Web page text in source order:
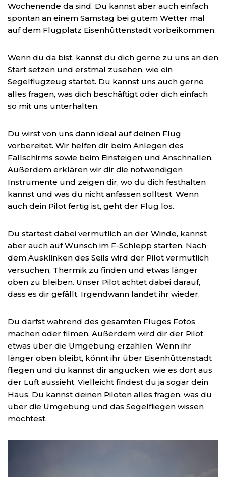
Wochenende da sind. Du kannst aber auch einfach
spontan an einem Samstag bei gutem Wetter mal
auf dem Flugplatz Eisenhüttenstadt vorbeikommen.
Wenn du da bist, kannst du dich gerne zu uns an den
Start setzen und erstmal zusehen, wie ein
Segelflugzeug startet. Du kannst uns auch gerne
alles fragen, was dich beschäftigt oder dich einfach
so mit uns unterhalten.
Du wirst von uns dann ideal auf deinen Flug
vorbereitet. Wir helfen dir beim Anlegen des
Fallschirms sowie beim Einsteigen und Anschnallen.
Außerdem erklären wir dir die notwendigen
Instrumente und zeigen dir, wo du dich festhalten
kannst und was du nicht anfassen solltest. Wenn
auch dein Pilot fertig ist, geht der Flug los.
Du startest dabei vermutlich an der Winde, kannst
aber auch auf Wunsch im F-Schlepp starten. Nach
dem Ausklinken des Seils wird der Pilot vermutlich
versuchen, Thermik zu finden und etwas länger
oben zu bleiben. Unser Pilot achtet dabei darauf,
dass es dir gefällt. Irgendwann landet ihr wieder.
Du darfst während des gesamten Fluges Fotos
machen oder filmen. Außerdem wird dir der Pilot
etwas über die Umgebung erzählen. Wenn ihr
länger oben bleibt, könnt ihr über Eisenhüttenstadt
fliegen und du kannst dir angucken, wie es dort aus
der Luft aussieht. Vielleicht findest du ja sogar dein
Haus. Du kannst deinen Piloten alles fragen, was du
über die Umgebung und das Segelfliegen wissen
möchtest.